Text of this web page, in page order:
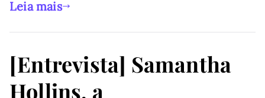
Leia mais
[Entrevista] Samantha
Hollins, a